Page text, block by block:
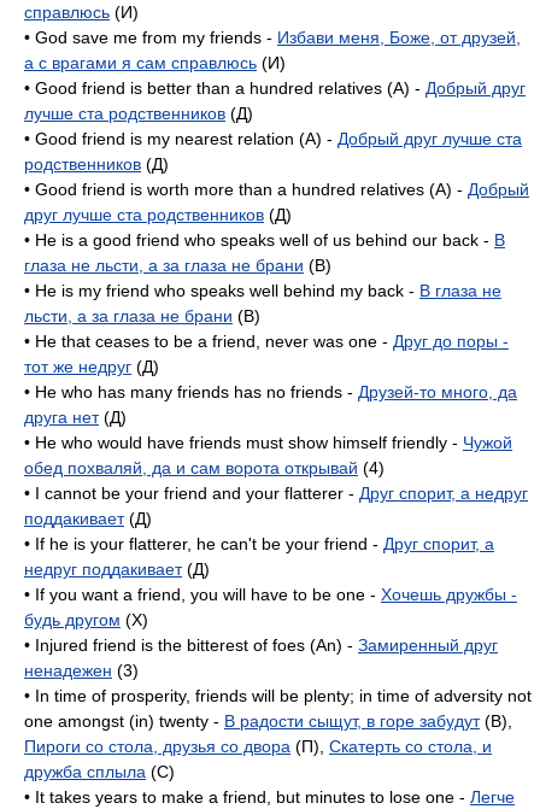
справлюсь (И)
• God save me from my friends - Избави меня, Боже, от друзей,
а с врагами я сам справлюсь (И)
• Good friend is better than a hundred relatives (A) - Добрый друг
лучше ста родственников (Д)
• Good friend is my nearest relation (A) - Добрый друг лучше ста
родственников (Д)
• Good friend is worth more than a hundred relatives (A) - Добрый
друг лучше ста родственников (Д)
• He is a good friend who speaks well of us behind our back - В
глаза не льсти, а за глаза не брани (B)
• He is my friend who speaks well behind my back - В глаза не
льсти, а за глаза не брани (B)
• He that ceases to be a friend, never was one - Друг до поры -
тот же недруг (Д)
• He who has many friends has no friends - Друзей-то много, да
друга нет(Д)
• He who would have friends must show himself friendly - Чужой
обед похваляй, да и сам ворота открывай (4)
• I cannot be your friend and your flatterer - Друг спорит, а недруг
поддакивает(Д)
• If he is your flatterer, he can't be your friend - Друг спорит, а
недруг поддакивает(Д)
• If you want a friend, you will have to be one - Хочешь дружбы -
будь другом (X)
• Injured friend is the bitterest of foes (An) - Замиренный друг
ненадежен (3)
• In time of prosperity, friends will be plenty; in time of adversity not
one amongst (in) twenty - В радости сыщут, в горе забудут(B),
Пироги со стола, друзья со двора (П), Скатерть со стола, и
дружба сплыла (C)
• It takes years to make a friend, but minutes to lose one - Легче